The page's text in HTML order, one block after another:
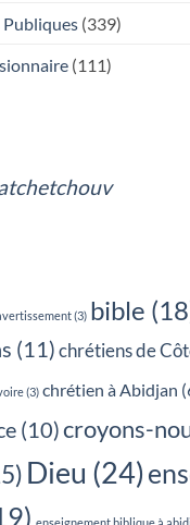
Publiques (339)
(111)
(3) bible
(11)chrétiens de
(3) chrétien à Abidjan
(10)croyons-
Dieu (24)